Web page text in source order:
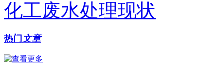
化工废水处理现状
热门 文章